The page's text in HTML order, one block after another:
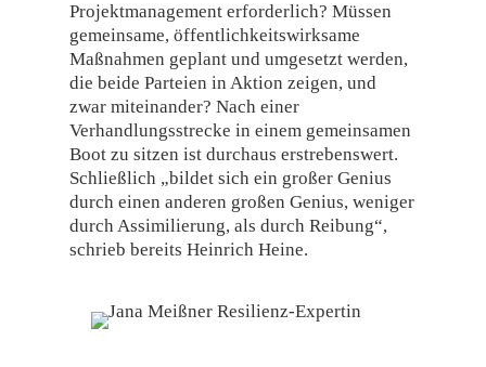
Projektmanagement erforderlich? Müssen
gemeinsame, öffentlichkeitswirksame
Maßnahmen geplant und umgesetzt werden,
die beide Parteien in Aktion zeigen, und
zwar miteinander? Nach einer
Verhandlungsstrecke in einem gemeinsamen
Boot zu sitzen ist durchaus erstrebenswert.
Schließlich „bildet sich ein großer Genius
durch einen anderen großen Genius, weniger
durch Assimilierung, als durch Reibung“,
schrieb bereits Heinrich Heine.